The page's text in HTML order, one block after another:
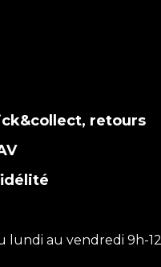
retours
lundi au vendredi 9h-